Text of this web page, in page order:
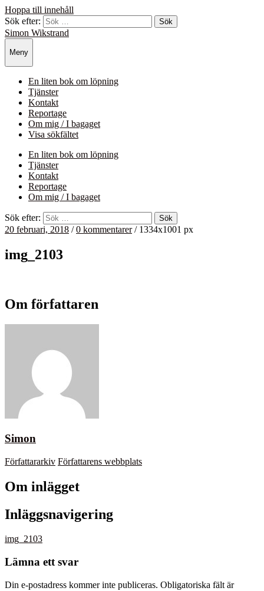
Hoppa till innehåll
Sök efter:
Simon Wikstrand
Meny
En liten bok om löpning
Tjänster
Kontakt
Reportage
Om mig / I bagaget
Visa sökfältet
En liten bok om löpning
Tjänster
Kontakt
Reportage
Om mig / I bagaget
Sök efter:
20 februari, 2018 / 0 kommentarer /1334x1001 px
img_2103
Om författaren
Simon
Författararkiv Författarens webbplats
Om inlägget
Inläggsnavigering
img_2103
Lämna ett svar
Din e-postadress kommer inte publiceras. Obligatoriska fält är